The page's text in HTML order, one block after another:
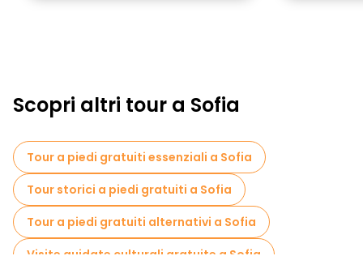
Scopri altri tour a Sofia
Tour a piedi gratuiti essenziali a Sofia
Tour storici a piedi gratuiti a Sofia
Tour a piedi gratuiti alternativi a Sofia
Visite guidate culturali gratuite a Sofia